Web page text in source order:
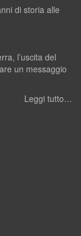
di storia alle
l’uscita del
un messaggio
Leggi tutto…